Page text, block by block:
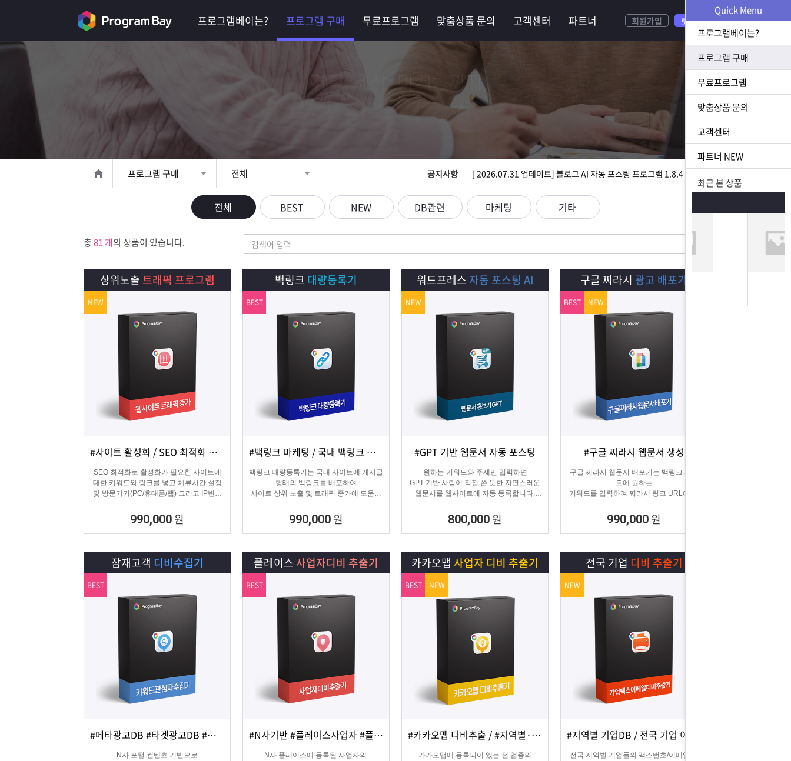
프로그램베이는? 프로그램 구매 무료프로그램 맞춤상품 문의 고객센터 파트너 회원가입 로그인
기획·제작·마케팅까지
최고의 비즈니스 파트너
그
합
프로그램 구매 전체 공지사항
[ 2026.07.23 업데이트] 황금 키워드 수집 추출 프로그램 1.1.8 업데이트
[ 2026.08.05 업데이트] 스토어 사업자 디비 추출 프로그램 1.5.9 업데이트
[ 2026.07.23 업데이트] N사 쪽지 자동 발송 프로그램 1.3.0 업데이트
[ 2026.07.23 업데이트] 황금 키워드 수집 추출 프로그램 1.1.8 업데이트
[ 2026.08.05 업데이트] 스토어 사업자 디비 추출 프로그램 1.5.9 업데이트
전체 BEST NEW DB관련 마케팅 기타
총81 개의 상품이 있습니다.
상위노출 트래픽 프로그램
상세보기 담기 #사이트 활성화 / SEO 최적화 마케팅
SEO 최적화로 활성화가 필요한 사이트에
대한 키워드와 링크를 넣고 체류시간 설정
및 방문기기(PC/휴대폰/탭) 그리고 IP변경
방문 유입을 일으키는 효과로 사이트를 활
성화하는 프로그램
990,000 원
NEW
백링크 대량등록기
상세보기 담기 #백링크 마케팅 / 국내 백링크 사이트 생성
백링크 대량등록기는 국내 사이트에 게시글
형태의 백링크를 배포하여
사이트 상위 노출 및 트래픽 증가에 도움을
990,000 원
BEST
워드프레스 자동 포스팅 AI
상세보기 담기
#GPT 기반 웹문서 자동 포스팅
원하는 키워드와 주제만 입력하면
GPT 기반 사람이 직접 쓴 듯한 자연스러운
웹문서를 웹사이트에 자동 등록합니다.
적합한 마케팅 프로그램 입니다.
800,000 원
NEW
구글 찌라시 광고 배포기
상세보기 담기
#구글 찌라시 웹문서 생성
구글 찌라시 웹문서 배포기는 백링크 사이
트에 원하는
키워드를 입력하여 찌라시 링크 URL에 고
키워드를 등록해주는 프로그램입니다.
텔레그램 등 아이디 입력으로 문의건수를
늘릴 수 있습니다.
990,000 원
BEST NEW
잠재고객 디비수집기
상세보기 담기 #메타광고DB #타겟광고DB #맞춤DB
N사 포털 컨텐츠 기반으로
BEST
플레이스사업자디비 추출기
상세보기 담기 #N사기반 #플레이스사업자 #플레이스신규사업자
N사 플레이스에 등록된 사업자의
BEST
카카오맵 사업자 디비 추출기
상세보기 담기 #카카오맵 디비추출 / #지역별·키워드별 DB 추출
카카오맵에 등록되어 있는 전 업종의
BEST NEW
전국 기업 디비 추출기
상세보기 담기
전국 지역별 기업들의 팩스번호/이메일/전
NEW
Quick Menu
프로그램베이는?
프로그램 구매
무료프로그램
맞춤상품 문의
고객센터
파트너 NEW
최근 본 상품